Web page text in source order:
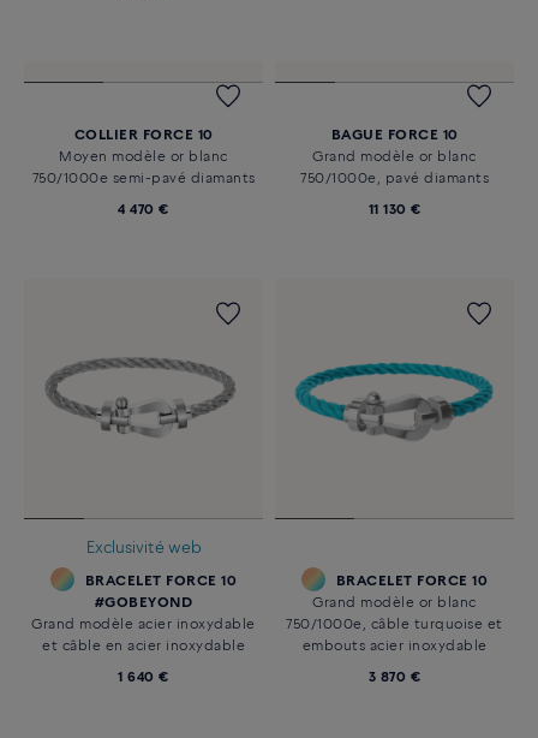
COLLIER FORCE 10
Moyen modèle or blanc
750/1000e semi-pavé diamants
4 470 €
BAGUE FORCE 10
Grand modèle or blanc
750/1000e, pavé diamants
11 130 €
Exclusivité web
BRACELET FORCE 10
#GOBEYOND
Grand modèle acier inoxydable
et câble en acier inoxydable
1 640 €
BRACELET FORCE 10
Grand modèle or blanc
750/1000e, câble turquoise et
embouts acier inoxydable
3 870 €